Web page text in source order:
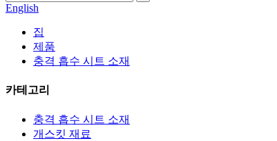
English
집
제품
충격 흡수 시트 소재
카테고리
충격 흡수 시트 소재
개스킷 재료